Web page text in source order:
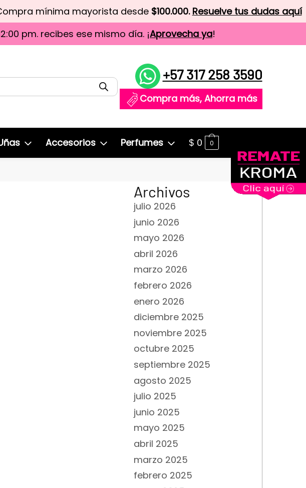
mínima mayorista desde $100.000. Resuelve tus dudas aquí
pm. recibes ese mismo día. ¡Aprovecha ya!
+57 317 258 3590
Compra más, Ahorra más
Accesorios Perfumes $ 0 0
Archivos
julio 2026
junio 2026
mayo 2026
abril 2026
marzo 2026
febrero 2026
enero 2026
diciembre 2025
noviembre 2025
octubre 2025
septiembre 2025
agosto 2025
julio 2025
junio 2025
mayo 2025
abril 2025
marzo 2025
febrero 2025